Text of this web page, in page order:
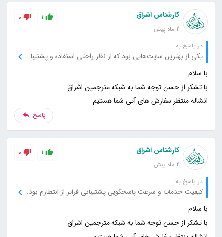
کارشناس اشراق
2 ماه پیش
1
0
در پاسخ به:
یکی از بهترین سایت‌هایی بود که از نظر راحتی استفاده و پشتیبانی تجربه کردم.
انشاله منتظر سفارش های آتی شما هستیم
پاسخ
کارشناس اشراق
2 ماه پیش
1
0
در پاسخ به:
کیفیت خدمات و سرعت پاسخگویی پشتیبانی فراتر از انتظارم بود.